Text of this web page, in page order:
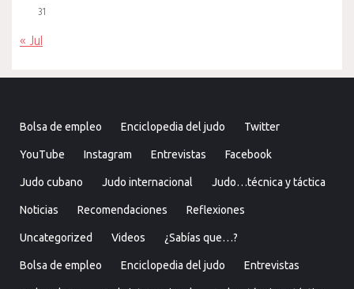
31
« Jul
Bolsa de empleo Enciclopedia del judo Twitter
YouTube Instagram Entrevistas Facebook
Judo cubano Judo internacional Judo…técnica y táctica
Noticias Recomendaciones Reflexiones
Uncategorized Videos ¿Sabías que…?
Bolsa de empleo Enciclopedia del judo Entrevistas